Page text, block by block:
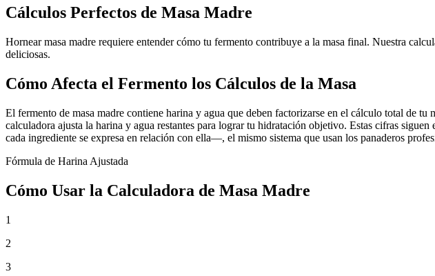
Cálculos Perfectos de Masa Madre
Hornear masa madre requiere entender cómo tu fermento contribuye a la masa final. Nuestra
deliciosas.
Cómo Afecta el Fermento los Cálculos de la Masa
El fermento de masa madre contiene harina y agua que deben factorizarse en el cálculo total de
calculadora ajusta la harina y agua restantes para lograr tu hidratación objetivo. Estas cifras
cada ingrediente se expresa en relación con ella—, el mismo sistema que usan los panaderos
Fórmula de Harina Ajustada
Cómo Usar la Calculadora de Masa Madre
1
2
3